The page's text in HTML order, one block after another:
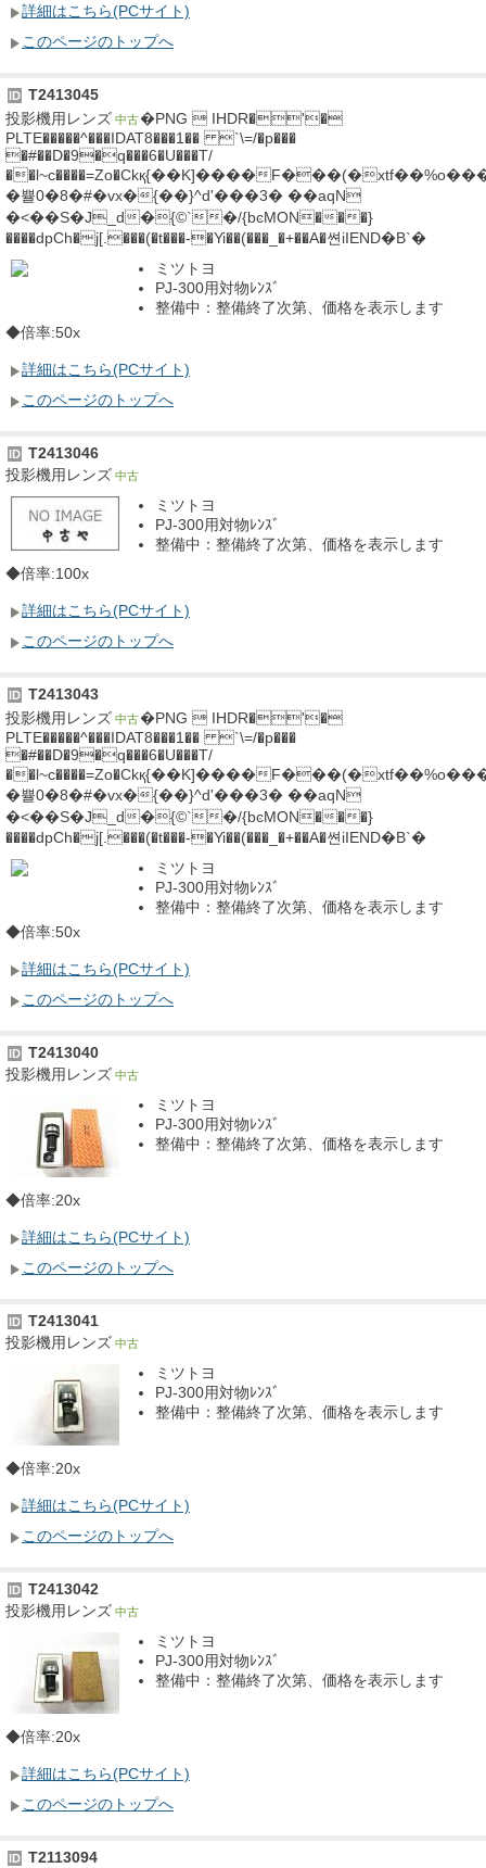
詳細はこちら(PCサイト)
このページのトップへ
ID T2413045
投影機用レンズ 中古�PNG  IHDR�'�
PLTE�����^���IDAT8���1�� `\=/�p���
�#��D�9�q���6�U���T/
��l~c����=Zo�Ckқ{��K]����
�쁄0�8�#�vx�{��}^d'���3� ��aqN
�<��S�J_d�{©`�/{bͼMON���}
����dpCh�j[.���(�t���-�Yi��(���_�+��A�쎤iIEND�B`�
ミツトヨ
PJ-300用対物ﾚﾝｽﾞ
整備中：整備終了次第、価格を表示します
◆倍率:50x
詳細はこちら(PCサイト)
このページのトップへ
ID T2413046
投影機用レンズ 中古
ミツトヨ
PJ-300用対物ﾚﾝｽﾞ
整備中：整備終了次第、価格を表示します
◆倍率:100x
詳細はこちら(PCサイト)
このページのトップへ
ID T2413043
投影機用レンズ 中古�PNG  IHDR�'�
PLTE�����^���IDAT8���1�� `\=/�p���
�#��D�9�q���6�U���T/
��l~c����=Zo�Ckқ{��K]����
�쁄0�8�#�vx�{��}^d'���3� ��aqN
�<��S�J_d�{©`�/{bͼMON���}
����dpCh�j[.���(�t���-�Yi��(���_�+��A�쎤iIEND�B`�
ミツトヨ
PJ-300用対物ﾚﾝｽﾞ
整備中：整備終了次第、価格を表示します
◆倍率:50x
詳細はこちら(PCサイト)
このページのトップへ
ID T2413040
投影機用レンズ 中古
ミツトヨ
PJ-300用対物ﾚﾝｽﾞ
整備中：整備終了次第、価格を表示します
◆倍率:20x
詳細はこちら(PCサイト)
このページのトップへ
ID T2413041
投影機用レンズ 中古
ミツトヨ
PJ-300用対物ﾚﾝｽﾞ
整備中：整備終了次第、価格を表示します
◆倍率:20x
詳細はこちら(PCサイト)
このページのトップへ
ID T2413042
投影機用レンズ 中古
ミツトヨ
PJ-300用対物ﾚﾝｽﾞ
整備中：整備終了次第、価格を表示します
◆倍率:20x
詳細はこちら(PCサイト)
このページのトップへ
ID T2113094